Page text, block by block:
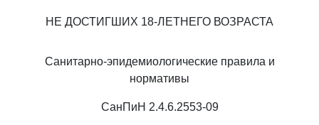
НЕ ДОСТИГШИХ 18-ЛЕТНЕГО ВОЗРАСТА
Санитарно-эпидемиологические правила и
нормативы
СанПиН 2.4.6.2553-09